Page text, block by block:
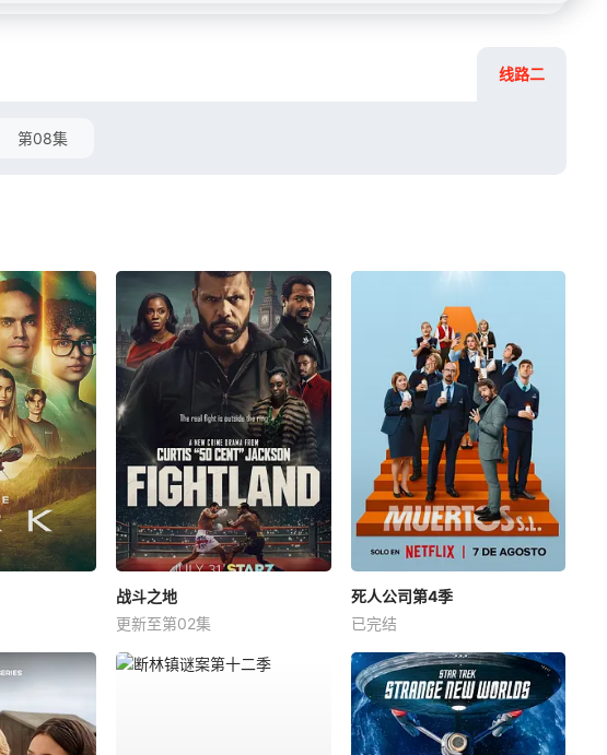
线路二
第08集
战斗之地
更新至第02集
死人公司第4季
已完结